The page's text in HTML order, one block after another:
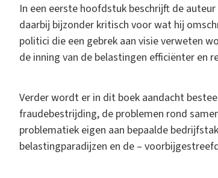
In een eerste hoofdstuk beschrijft de
daarbij bijzonder kritisch voor wat hij
politici die een gebrek aan visie verweten
de inning van de belastingen efficiënter en
Verder wordt er in dit boek aandacht
fraudebestrijding, de problemen rond
problematiek eigen aan bepaalde
belastingparadijzen en de –